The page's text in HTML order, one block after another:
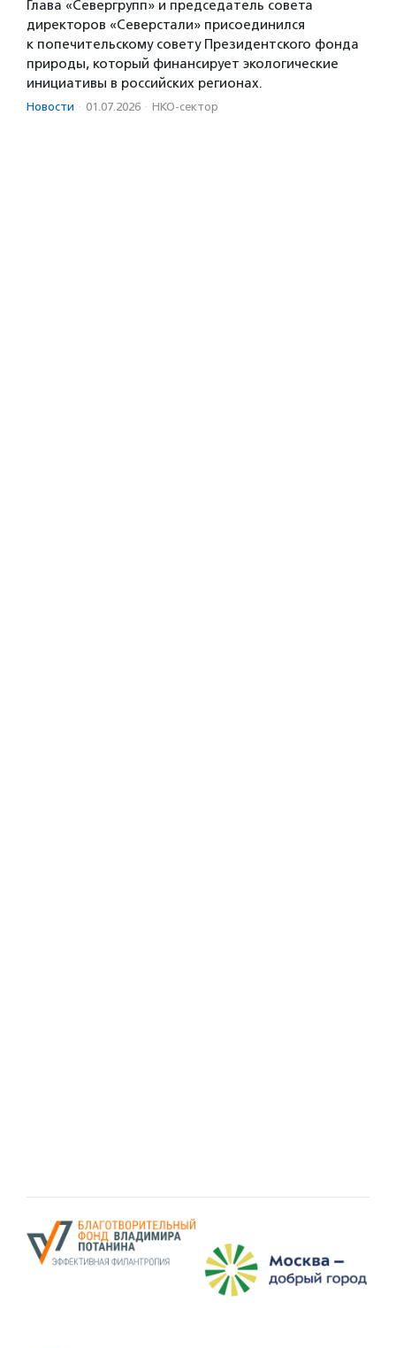
Глава «Севергрупп» и председатель совета
директоров «Северстали» присоединился
к попечительскому совету Президентского фонда
природы, который финансирует экологические
инициативы в российских регионах.
Новости · 01.07.2026 · НКО-сектор